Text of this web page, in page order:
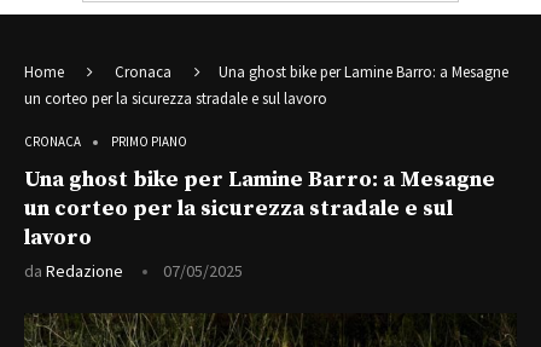
Home Cronaca
Una ghost bike per Lamine Barro: a Mesagne
un corteo per la sicurezza stradale e sul lavoro
CRONACA PRIMO PIANO
Una ghost bike per Lamine Barro: a Mesagne
un corteo per la sicurezza stradale e sul
lavoro
da Redazione 07/05/2025